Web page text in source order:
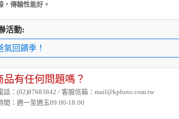
，傳輸性能好。
活動:
氣回饋季！
品有任何問題嗎？
話：(02)87683842 / 客服信箱：mail@kphoto.com.tw
間：週一至週五09:00-18:00